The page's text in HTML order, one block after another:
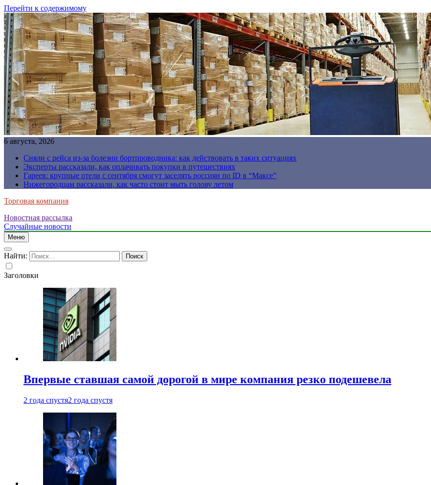
Перейти к содержимому
6 августа, 2026
Сняли с рейса из-за болезни бортпроводника: как действовать в таких ситуациях
Эксперты рассказали, как оплачивать покупки в путешествиях
Гареев: крупные отели с сентября смогут заселять россиян по ID в “Максе”
Нижегородцам рассказали, как часто стоит мыть голову летом
Торговая компания
Новостная рассылка
Случайные новости
Меню
Найти:
Заголовки
Впервые ставшая самой дорогой в мире компания резко подешевела
2 года спустя2 года спустя